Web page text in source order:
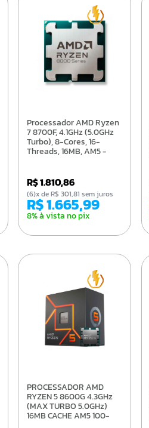
Processador AMD Ryzen
7 8700F, 4.1GHz (5.0GHz
Turbo), 8-Cores, 16-
Threads, 16MB, AM5 -
R$ 1.810,86
R$ 1.665,99
8% à vista no pix
(6)x de R$ 301,81 sem juros
PROCESSADOR AMD
RYZEN 5 8600G 4.3GHz
(MAX TURBO 5.0GHz)
16MB CACHE AM5 100-